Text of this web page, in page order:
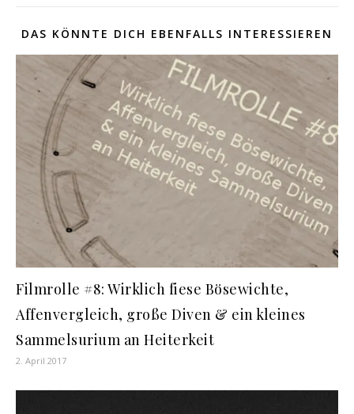
DAS KÖNNTE DICH EBENFALLS INTERESSIEREN
Filmrolle #8: Wirklich fiese Bösewichte,
Affenvergleich, große Diven & ein kleines
Sammelsurium an Heiterkeit
2. April 2017